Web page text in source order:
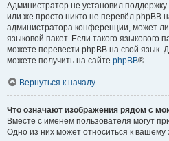
Администратор не установил
или же просто никто не перевёл phpBB
администратора конференции, может
языковой пакет. Если такого языкового
можете перевести phpBB на свой
можете получить на сайте phpBB®.
Вернуться к началу
Что означают изображения рядом с
Вместе с именем пользователя могут
Одно из них может относиться к вашему